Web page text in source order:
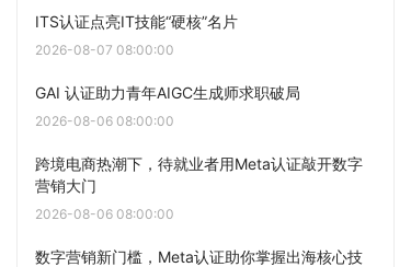
ITS认证点亮IT技能“硬核”名片
2026-08-07 08:00:00
GAI 认证助力青年AIGC生成师求职破局
2026-08-06 08:00:00
跨境电商热潮下，待就业者用Meta认证敲开数字
营销大门
2026-08-06 08:00:00
数字营销新门槛，Meta认证助你掌握出海核心技